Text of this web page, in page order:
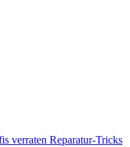
verraten Reparatur-Tricks